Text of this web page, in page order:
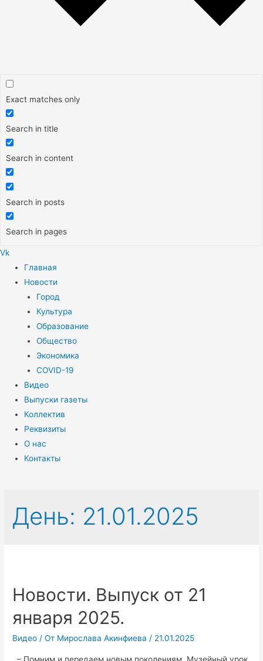
Exact matches only
Search in title
Search in content
Search in posts
Search in pages
Vk
Меню
Главная
Новости
Город
Культура
Образование
Общество
Экономика
COVID-19
Видео
Выпуски газеты
Коллектив
Реквизиты
О нас
Контакты
День: 21.01.2025
Новости. Выпуск от 21
января 2025.
Видео / От Мирослава Акинфиева / 21.01.2025
– Помним и передаем новым поколениям. Музейный урок